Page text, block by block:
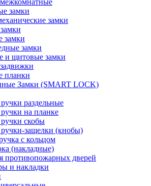
замки
замки
замки
замки
и щитовые замки
планки
Замки (SMART LOCK)
раздельные
на планке
скобы
защелки (кнобы)
с кольцом
(накладные)
противопожарных дверей
и накладки